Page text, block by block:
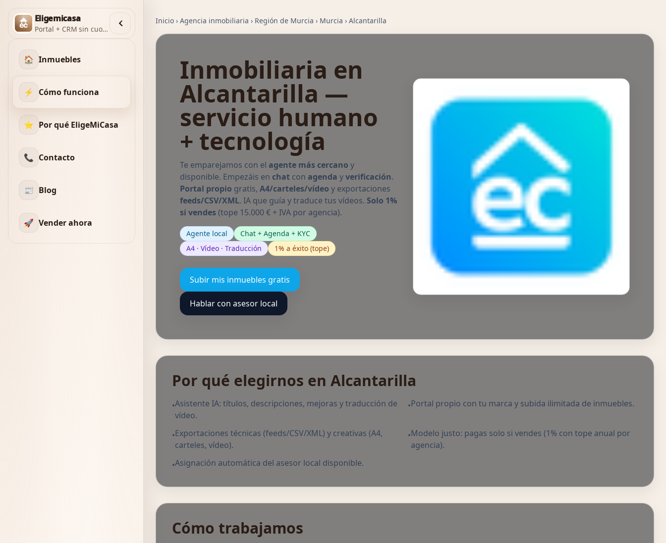
Eligemicasa
Portal + CRM sin cuotas
🏠 Inmuebles
⚡ Cómo funciona
⭐ Por qué EligeMiCasa
📞 Contacto
📰 Blog
🚀 Vender ahora
Inicio › Agencia inmobiliaria › Región de Murcia › Murcia › Alcantarilla
Inmobiliaria en
Alcantarilla —
servicio humano
+ tecnología
Te emparejamos con el agente más cercano y
disponible. Empezáis en chat con agenda yverificación.
Portal propio gratis, A4/carteles/vídeo y exportaciones
feeds/CSV/XML. IA que guía y traduce tus vídeos. Solo 1%
si vendes(tope 15.000 € + IVA por agencia).
Agente local
Chat + Agenda + KYC
A4 · Vídeo · Traducción
1% a éxito (tope)
Subir mis inmuebles gratis
Hablar con asesor local
Por qué elegirnos en Alcantarilla
•Asistente IA: títulos, descripciones, mejoras y traducción de
vídeo.
•Portal propio con tu marca y subida ilimitada de inmuebles.
•Exportaciones técnicas (feeds/CSV/XML) y creativas (A4,
carteles, vídeo).
•Modelo justo: pagas solo si vendes (1% con tope anual por
agencia).
•Asignación automática del asesor local disponible.
Cómo trabajamos